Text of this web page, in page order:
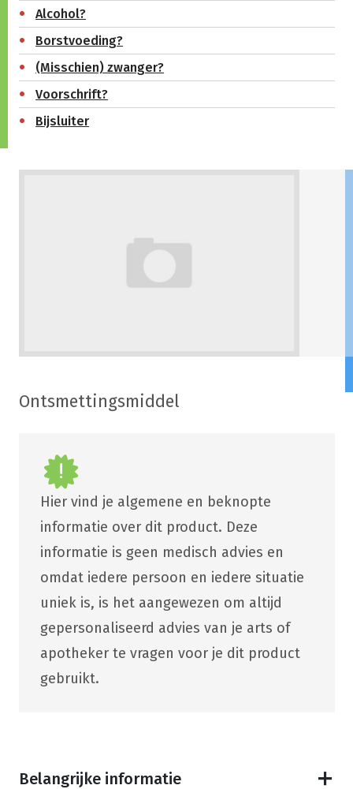
Alcohol?
Borstvoeding?
(Misschien) zwanger?
Voorschrift?
Bijsluiter
Ontsmettingsmiddel
Hier vind je algemene en beknopte
informatie over dit product. Deze
informatie is geen medisch advies en
omdat iedere persoon en iedere situatie
uniek is, is het aangewezen om altijd
gepersonaliseerd advies van je arts of
apotheker te vragen voor je dit product
gebruikt.
Belangrijke informatie